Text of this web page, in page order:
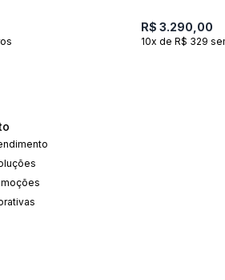
R$ 3.290,00
10x de R$ 329